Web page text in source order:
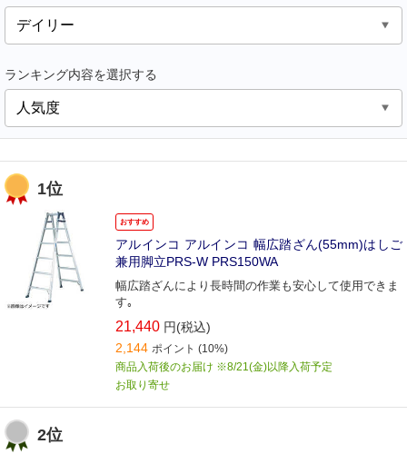
ランキング内容を選択する
1位
おすすめ
アルインコ アルインコ 幅広踏ざん(55mm)はしご
兼用脚立PRS-W PRS150WA
幅広踏ざんにより長時間の作業も安心して使用できま
す｡
21,440 円(税込)
2,144 ポイント (10%)
商品入荷後のお届け ※8/21(金)以降入荷予定
お取り寄せ
2位